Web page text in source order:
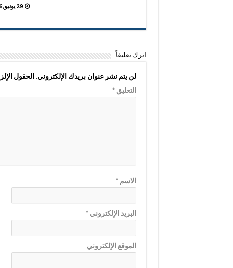
29 يونيو,2026
اترك تعليقاً
لن يتم نشر عنوان بريدك الإلكتروني. الحقول
التعليق*
الاسم*
البريد الإلكتروني*
الموقع الإلكتروني